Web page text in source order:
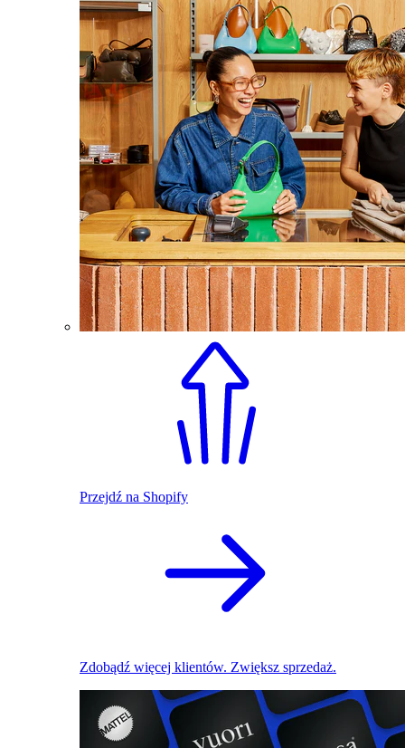
Przejdź na Shopify
Zdobądź więcej klientów. Zwiększ sprzedaż.